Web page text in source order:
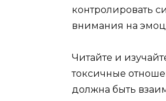
контролировать
внимания на
Читайте и
токсичные
должна быть